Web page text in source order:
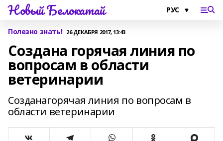
Новый Белокатай
Полезно знать! 26 ДЕКАБРЯ 2017, 13:43
Создана горячая линия по
вопросам в области
ветеринарии
Созданагорячая линия по вопросам в
области ветеринарии